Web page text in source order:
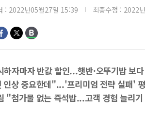
: 2022년05월27일 15:39 최종수정 : 2022
하자마자 반값 할인...햇반·오뚜기밥 보
인상 중요한데"...'프리미엄 전략 실패'
"첨가물 없는 즉석밥...고객 경험 늘리